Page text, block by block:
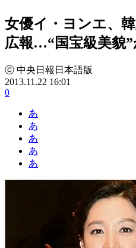
女優イ・ヨンエ、
広報…“国宝級美貌
ⓒ 中央日報日本語版
2013.11.22 16:01
0
あ
あ
あ
あ
あ